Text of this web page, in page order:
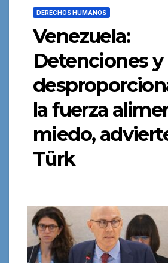
DERECHOS HUMANOS
Venezuela:
Detenciones y
la fuerza
miedo,
Türk